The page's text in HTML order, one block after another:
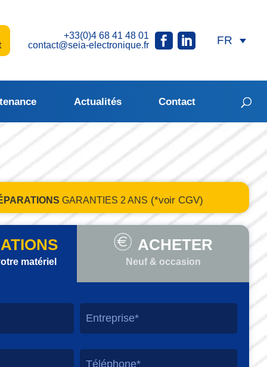
+33(0)4 68 41 48 01
contact@seia-electronique.fr
Actualités Contact
GARANTIES 2 ANS (*voir CGV)
matériel
ACHETER
Neuf & occasion